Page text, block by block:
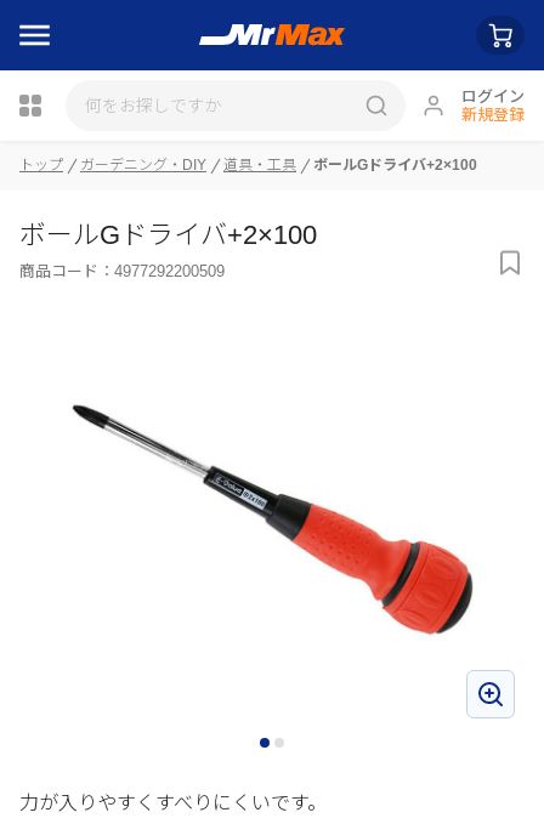
ログイン
新規登録
瓶詰
トップ ガーデニング・DIY 道具・工具 ボールGドライバ+2×100
ボールGドライバ+2×100
商品コード： 4977292200509
力が入りやすくすべりにくいです。